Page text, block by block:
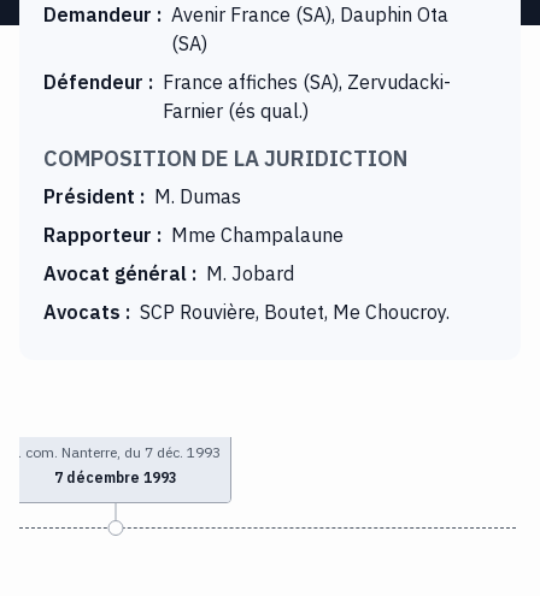
Demandeur : Avenir France (SA), Dauphin Ota
(SA)
Défendeur : France affiches (SA), Zervudacki-
Farnier (és qual.)
COMPOSITION DE LA JURIDICTION
Président : M. Dumas
Rapporteur : Mme Champalaune
Avocat général : M. Jobard
Avocats : SCP Rouvière, Boutet, Me Choucroy.
T. com. Nanterre, du 7 déc. 1993
7 décembre 1993